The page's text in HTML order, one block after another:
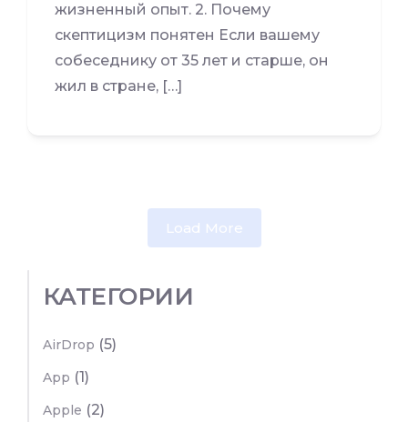
жизненный опыт. 2. Почему
скептицизм понятен Если вашему
собеседнику от 35 лет и старше, он
жил в стране, […]
Load More
КАТЕГОРИИ
AirDrop (5)
App (1)
Apple (2)